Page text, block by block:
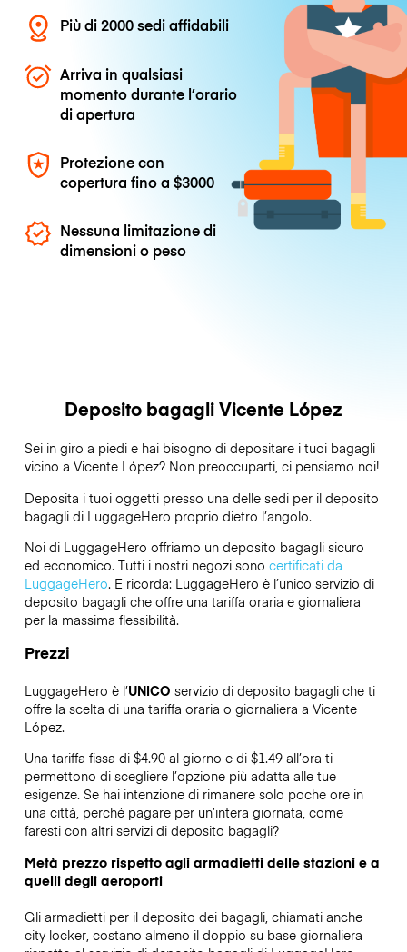
Più di 2000 sedi affidabili
Arriva in qualsiasi
momento durante l’orario
di apertura
Protezione con
copertura fino a$3000
Nessuna limitazione di
dimensioni o peso
Deposito bagagli Vicente López
Sei in giro a piedi e hai bisogno di depositare i tuoi bagagli
vicino a Vicente López? Non preoccuparti, ci pensiamo noi!
Deposita i tuoi oggetti presso una delle sedi per il deposito
bagagli di LuggageHero proprio dietro l’angolo.
Noi di LuggageHero offriamo un deposito bagagli sicuro
ed economico. Tutti i nostri negozi sono certificati da
LuggageHero. E ricorda: LuggageHero è l’unico servizio di
deposito bagagli che offre una tariffa oraria e giornaliera
per la massima flessibilità.
Prezzi
LuggageHero è l’UNICO servizio di deposito bagagli che ti
offre la scelta di una tariffa oraria o giornaliera a Vicente
López.
Una tariffa fissa di $4.90 al giorno e di $1.49 all’ora ti
permettono di scegliere l’opzione più adatta alle tue
esigenze. Se hai intenzione di rimanere solo poche ore in
una città, perché pagare per un’intera giornata, come
faresti con altri servizi di deposito bagagli?
Metà prezzo rispetto agli armadietti delle stazioni e a
quelli degli aeroporti
Gli armadietti per il deposito dei bagagli, chiamati anche
city locker, costano almeno il doppio su base giornaliera